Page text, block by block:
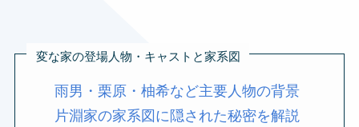
変な家の登場人物・キャストと家系図
雨男・栗原・柚希など主要人物の背景
片淵家の家系図に隠された秘密を解説